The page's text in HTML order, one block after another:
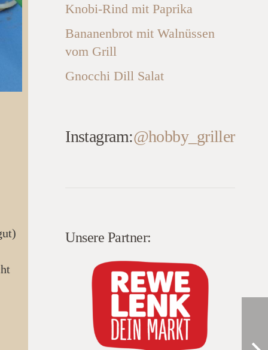
Knobi-Rind mit Paprika
Bananenbrot mit Walnüssen
vom Grill
Gnocchi Dill Salat
Instagram:@hobby_griller
Unsere Partner: